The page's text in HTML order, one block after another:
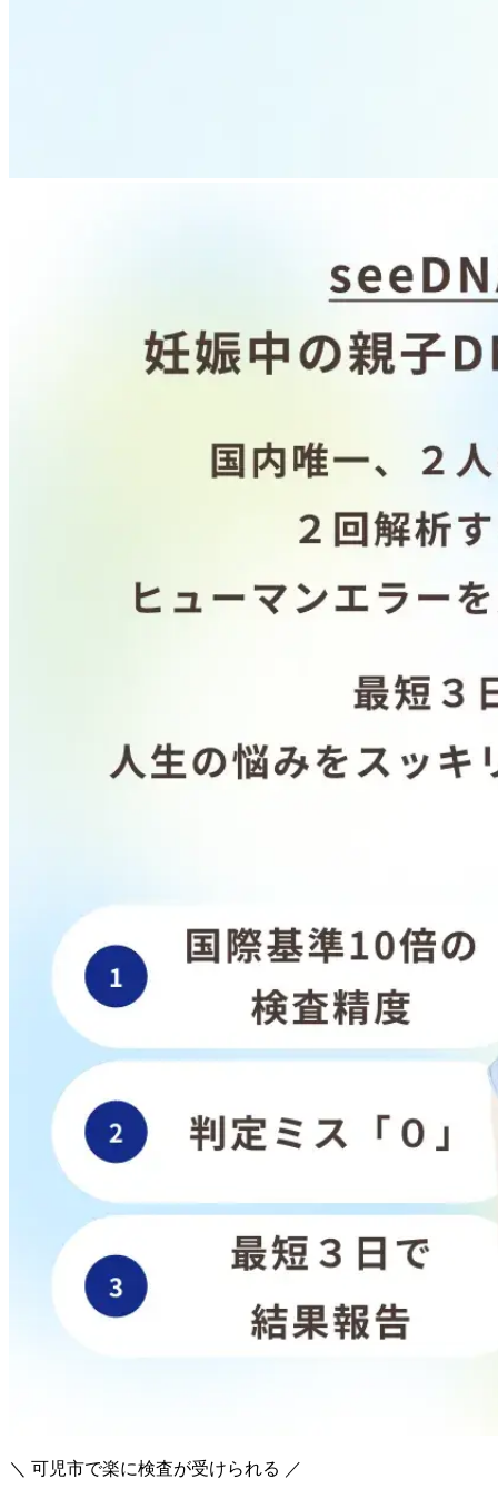
＼ 可児市で楽に検査が受けられる ／